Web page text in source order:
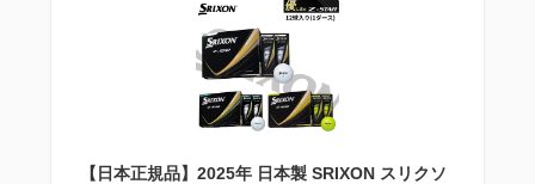
【日本正規品】2025年 日本製 SRIXON スリクソ